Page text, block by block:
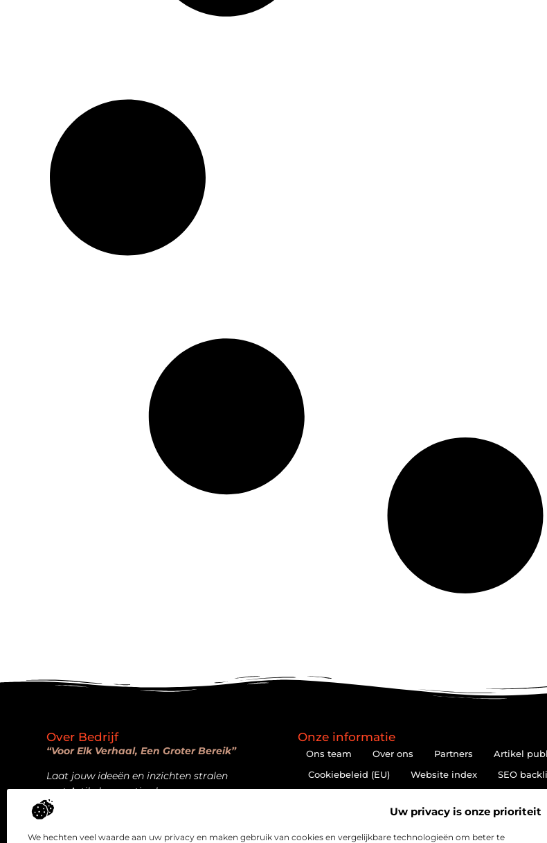
Uw privacy is onze prioriteit
We hechten veel waarde aan uw privacy en maken gebruik van cookies en vergelijkbare technologieën om beter te
Over Bedrijf
“Voor Elk Verhaal, Een Groter Bereik”
Laat jouw ideeën en inzichten stralen
met Artikelpromotie.nl.
Onze informatie
Ons team Over ons Partners Artikel
Cookiebeleid (EU)
Website index
SEO